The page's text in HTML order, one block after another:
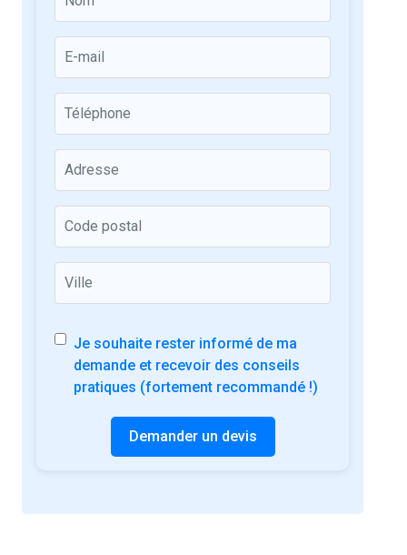
Je souhaite rester informé de ma
demande et recevoir des conseils
pratiques (fortement recommandé !)
Demander un devis